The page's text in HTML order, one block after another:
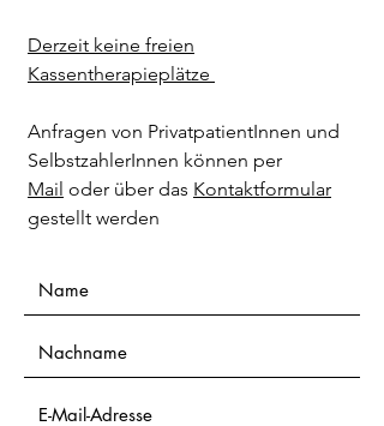
Derzeit keine freien
Kassentherapieplätze
Anfragen von PrivatpatientInnen und
SelbstzahlerInnen können per
Mail oder über das Kontaktformular
gestellt werden